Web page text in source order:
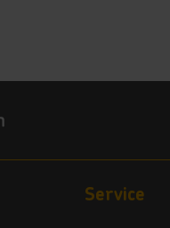
Service